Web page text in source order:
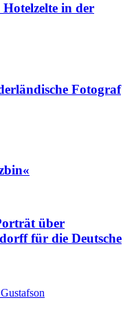
in der
Fotograf
über
für die Deutsche